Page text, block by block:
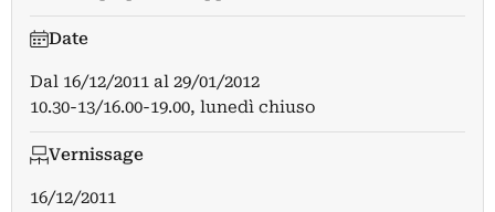
Date
Dal 16/12/2011 al 29/01/2012
10.30-13/16.00-19.00, lunedì chiuso
Vernissage
16/12/2011